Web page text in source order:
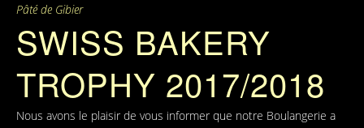
Pâté de Gibier
SWISS BAKERY
TROPHY 2017/2018
Nous avons le plaisir de vous informer que notre Boulangerie a